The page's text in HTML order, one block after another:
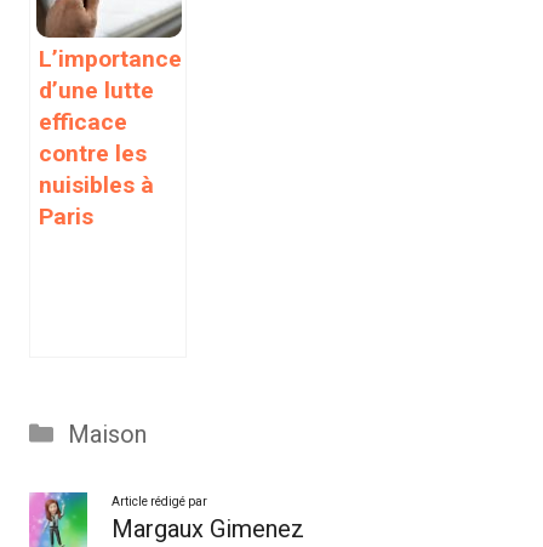
L’importance
d’une lutte
efficace
contre les
nuisibles à
Paris
Catégories
Maison
Article rédigé par
Margaux Gimenez